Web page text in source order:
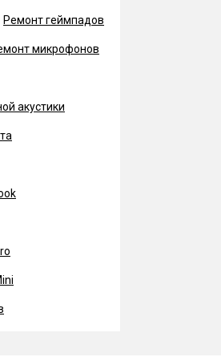
Ремонт геймпадов
микрофонов
акустики